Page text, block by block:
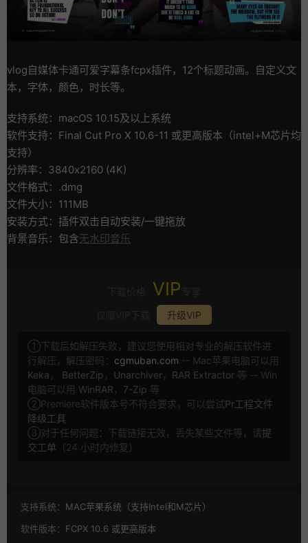
vlog自媒体卡通可爱字幕条fcpx插件，12个标题动画。自定义文
本，字体，颜色，时长等。
支持系统：macOS 10.15及以上系统
软件支持：Final Cut Pro X 10.6-11 或更高版本（intel+M芯片均
支持）
分辨率：3840x2160 (4K)
文件格式：.dmg
文件大小：111MB
安装方式：插件双击自动安装/一键拖放
背景音乐：包含无水印音乐
VIP
升级VIP
①下载后如解压失败，建议您使用相对专业的解压软件进
行解压，解压密码： cgmuban.com -- Mac苹果电脑可以用
Keka ， BetterZip ， Unarchiver， RAR Extractor 等 -- Win
电脑可以用 WinRAR ， 7-Zip 等
②Premiere软件版本号不符合要求，可以尝试Pr工程文件
降级工具
③对于任何问题：下载链接无效，丢失某些文件等，请提
交工单 （24 小时内修复）
支持系统： MAC苹果系统（支持Intel和M芯片）
软件版本： FCPX 10.6 或更高版本